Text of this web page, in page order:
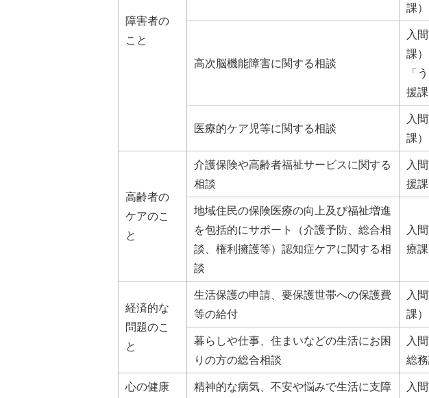
障害者の
こと
課
高次脳機能障害に関する相談
入
課
「
援課
医療的ケア児等に関する相談
入
課
高齢者の
ケアのこ
と
介護保険や高齢者福祉サービスに関する
相談
入
援課
地域住民の保険医療の向上及び福祉増進
を包括的にサポート（介護予防、総合相
談、権利擁護等）認知症ケアに関する相
談
入
療課
経済的な
問題のこ
と
生活保護の申請、要保護世帯への保護費
等の給付
入
課）
暮らしや仕事、住まいなどの生活にお困
りの方の総合相談
入
総
心の健康
精神的な病気、不安や悩みで生活に支障
入